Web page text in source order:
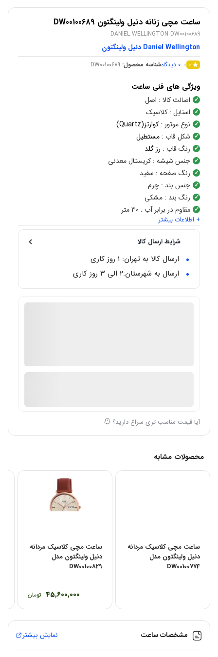
ساعت مچی زنانه دنیل ولینگتون DW00100689
DANIEL WELLINGTON DW00100689
Daniel Wellington دنیل ولینگتون
0
0 دیدگاهشناسه محصول: DW00100689
ویژگی های فنی ساعت
اصالت کالا : اصل
استایل : کلاسیک
نوع موتور : کوارتز(Quartz)
شکل قاب : مستطیل
رنگ قاب : رز گلد
جنس شیشه : کریستال معدنی
رنگ صفحه : سفید
جنس بند : چرم
رنگ بند : مشکی
مقاوم در برابر آب : 30 متر
+ اطلاعات بیشتر
شرایط ارسال کالا
ارسال کالا به تهران: 1 روز کاری
ارسال به شهرستان:‌۲ الی ۳ روز کاری
آیا قیمت مناسب تری سراغ دارید؟
محصولات مشابه
ساعت مچی کلاسیک مردانه
دنیل ولینگتون مدل
DW00100774
ساعت مچی کلاسیک مردانه
دنیل ولینگتون مدل
DW00100829
45,600,000 تومان
مشخصات ساعت نمایش بیشتر